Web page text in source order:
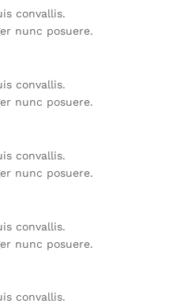
convallis.
nunc posuere.
convallis.
nunc posuere.
convallis.
nunc posuere.
convallis.
nunc posuere.
convallis.